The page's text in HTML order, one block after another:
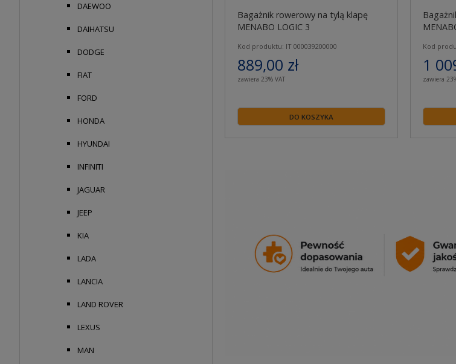
DAEWOO
DAIHATSU
DODGE
FIAT
FORD
HONDA
HYUNDAI
INFINITI
JAGUAR
JEEP
KIA
LADA
LANCIA
LAND ROVER
LEXUS
MAN
Bagażnik rowerowy na tylą klapę
MENABO LOGIC 3
Kod produktu: IT 000039200000
889,00 zł
zawiera 23% VAT
DO KOSZYKA
Kod
1
zawiera